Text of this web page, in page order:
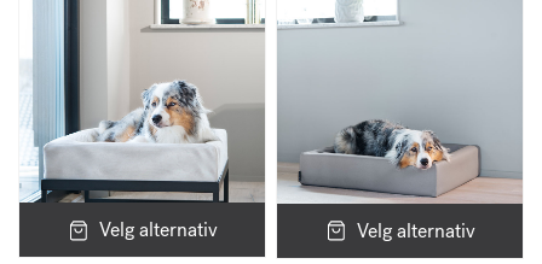
Velg alternativ
Velg alternativ